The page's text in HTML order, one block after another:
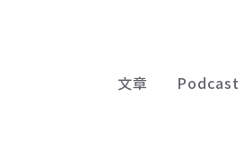
文章 Podcast